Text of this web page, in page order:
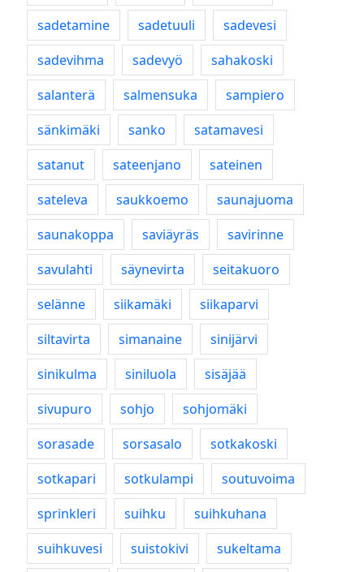
sadetamine
sadetuuli
sadevesi
sadevihma
sadevyö
sahakoski
salanterä
salmensuka
sampiero
sänkimäki
sanko
satamavesi
satanut
sateenjano
sateinen
sateleva
saukkoemo
saunajuoma
saunakoppa
saviäyräs
savirinne
savulahti
säynevirta
seitakuoro
selänne
siikamäki
siikaparvi
siltavirta
simanaine
sinijärvi
sinikulma
siniluola
sisäjää
sivupuro
sohjo
sohjomäki
sorasade
sorsasalo
sotkakoski
sotkapari
sotkulampi
soutuvoima
sprinkleri
suihku
suihkuhana
suihkuvesi
suistokivi
sukeltama